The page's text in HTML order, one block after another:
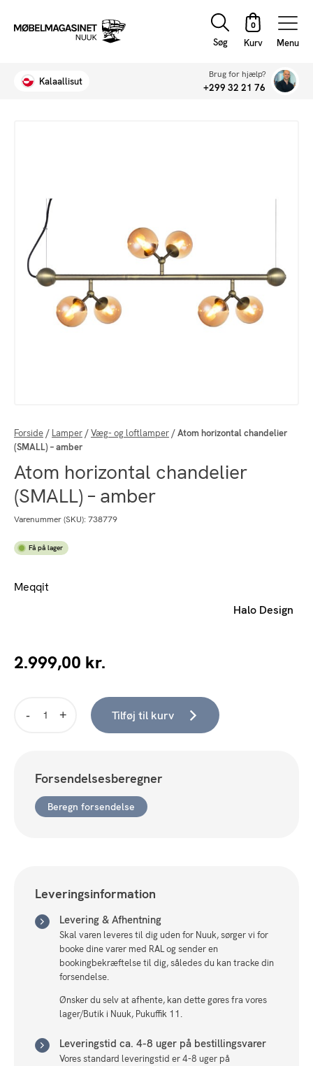
Søg Menu
Kalaallisut
Brug for hjælp?
+299 32 21 76
Forside / Lamper /Væg- og loftlamper /Atom horizontal chandelier
(SMALL) – amber
Atom horizontal chandelier
(SMALL) – amber
Varenummer (SKU): 738779
Få på lager
Meqqit
Halo Design
2.999,00 kr.
Tilføj til kurv
Forsendelsesberegner
Beregn forsendelse
Leveringsinformation
Levering & Afhentning
Skal varen leveres til dig uden for Nuuk, sørger vi for
booke dine varer med RAL og sender en
bookingbekræftelse til dig, således du kan tracke din
forsendelse.
Ønsker du selv at afhente, kan dette gøres fra vores
lager/Butik i Nuuk, Pukuffik 11.
Leveringstid ca. 4-8 uger på bestillingsvarer
Vores standard leveringstid er 4-8 uger på